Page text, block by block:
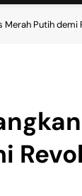
Merah Putih demi